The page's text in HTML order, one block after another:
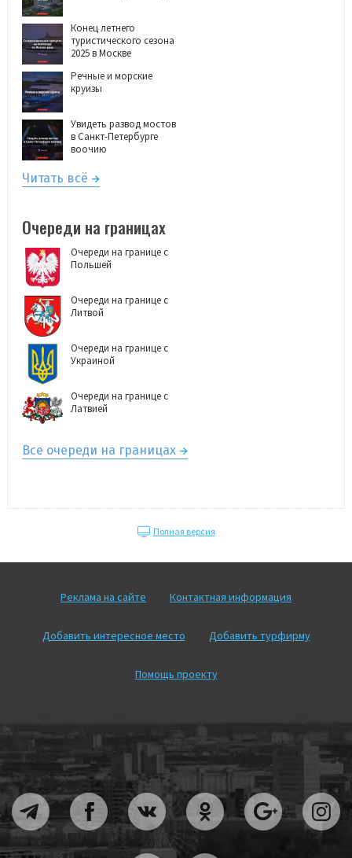
Конец летнего
туристического сезона
2025 в Москве
Речные и морские
круизы
Увидеть развод мостов
в Санкт-Петербурге
воочию
Читать всё
Очереди на границах
Очереди на границе с
Польшей
Очереди на границе с
Литвой
Очереди на границе с
Украиной
Очереди на границе с
Латвией
Все очереди на границах
Полная версия
Реклама на сайте Контактная информация
Добавить интересное место Добавить турфирму
Помощь проекту